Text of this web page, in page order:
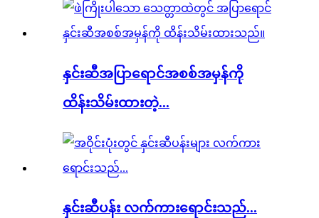
နှင်းဆီအပြာရောင်အစစ်အမှန်ကို
ထိန်းသိမ်းထားတဲ့...
နှင်းဆီပန်း လက်ကားရောင်းသည်...